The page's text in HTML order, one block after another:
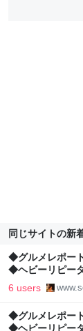
同じサイトの新
◆グルメレポー
◆ヘビーリピー
ラン＆カフェ
も気軽に行ける
6 users
◆グルメレポー
◆ヘビーリピー